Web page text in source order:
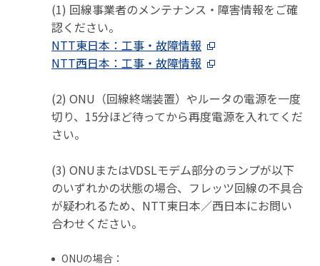
(1) 回線事業者のメンテナンス・障害情報をご確
認ください。
NTT東日本：工事・故障情報
NTT西日本：工事・故障情報
(2) ONU（回線終端装置）やルータの電源を一度
切り、15分ほど待ってから再度電源を入れてくだ
さい。
(3) ONUまたはVDSLモデム部分のランプが以下
のいずれかの状態の場合、フレッツ回線の不具合
が疑われるため、NTT東日本／西日本にお問い
合わせください。
ONUの場合：